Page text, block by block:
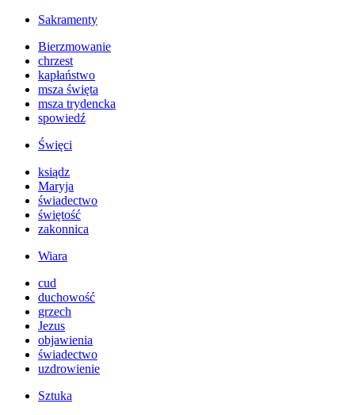
Sakramenty
Bierzmowanie
chrzest
kapłaństwo
msza święta
msza trydencka
spowiedź
Święci
ksiądz
Maryja
świadectwo
świętość
zakonnica
Wiara
cud
duchowość
grzech
Jezus
objawienia
świadectwo
uzdrowienie
Sztuka